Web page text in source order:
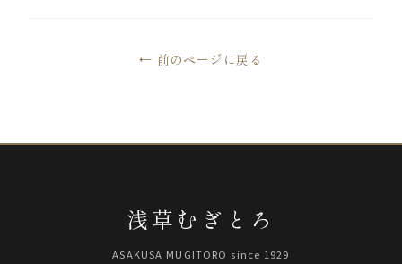
← 前のページに戻る
浅草むぎとろ
ASAKUSA MUGITORO since 1929